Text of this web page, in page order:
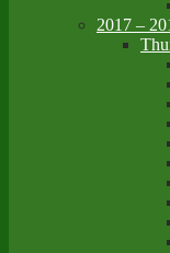
2017 –